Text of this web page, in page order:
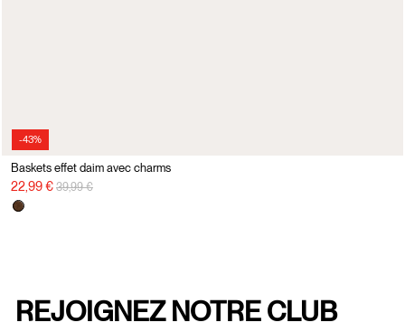
-43%
Baskets effet daim avec charms
22,99 € Prix réduit de
39,99 €à
REJOIGNEZ NOTRE CLUB